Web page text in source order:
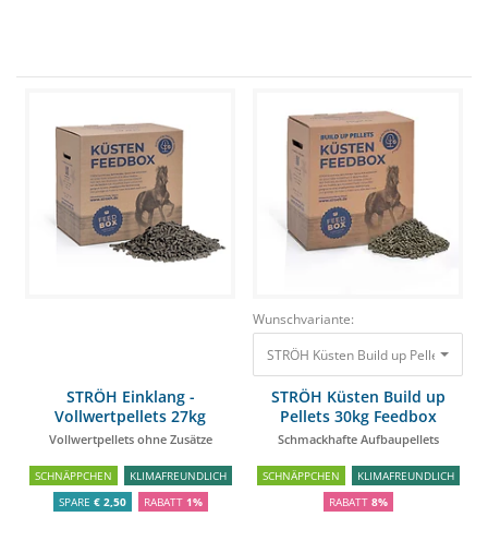
STRÖH Einklang -
Vollwertpellets 27kg
Feedbox
Vollwertpellets ohne Zusätze
SCHNÄPPCHEN
KLIMAFREUNDLICH
SPARE € 2,50 RABATT 1%
Wunschvariante:
STRÖH Küsten Build up
Pellets 30kg Feedbox
Schmackhafte Aufbaupellets
SCHNÄPPCHEN
KLIMAFREUNDLICH
RABATT 8%